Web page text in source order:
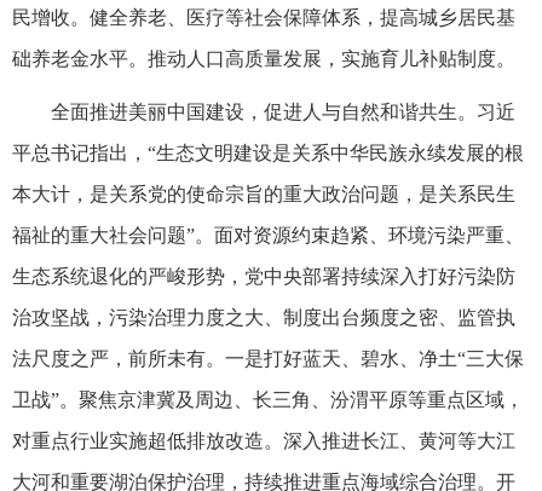
民增收。健全养老、医疗等社会保障体系，提高城乡居民基
础养老金水平。推动人口高质量发展，实施育儿补贴制度。
全面推进美丽中国建设，促进人与自然和谐共生。习近
平总书记指出，“生态文明建设是关系中华民族永续发展的根
本大计，是关系党的使命宗旨的重大政治问题，是关系民生
福祉的重大社会问题”。面对资源约束趋紧、环境污染严重、
生态系统退化的严峻形势，党中央部署持续深入打好污染防
治攻坚战，污染治理力度之大、制度出台频度之密、监管执
法尺度之严，前所未有。一是打好蓝天、碧水、净土“三大保
卫战”。聚焦京津冀及周边、长三角、汾渭平原等重点区域，
对重点行业实施超低排放改造。深入推进长江、黄河等大江
大河和重要湖泊保护治理，持续推进重点海域综合治理。开